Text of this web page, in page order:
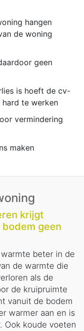
hangen
de woning
geen
is hoeft de cv-
te werken
vermindering
maken
krijgt
geen
beter in de
de warmte die
als de
de kruipruimte
vanuit de bodem
warmer aan en is
Ook koude voeten